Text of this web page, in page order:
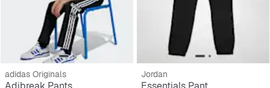
adidas Originals Jordan